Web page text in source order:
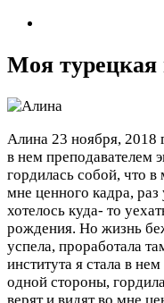
Моя турецкая
Алина 23 ноября, 2018
в нем преподавателем
гордилась собой, что в
мне ценного кадра,
хотелось куда- то
рождения. Но жизнь
успела, проработала
института я стала в
одной стороны,